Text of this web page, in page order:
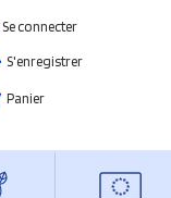
Se connecter
S'enregistrer
Panier